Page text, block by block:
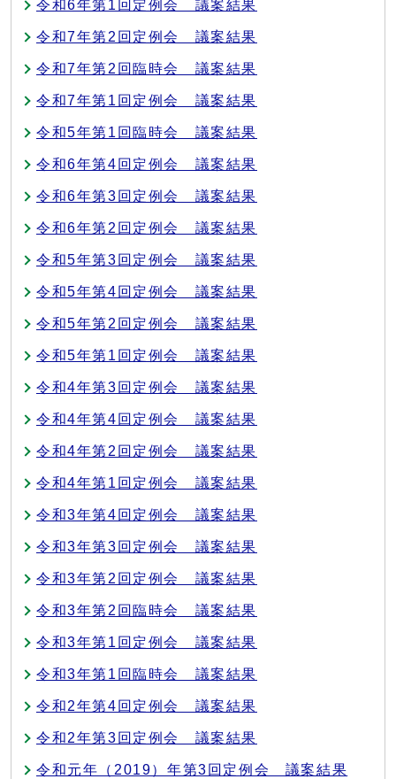
令和6年第1回定例会 議案結果
令和7年第2回定例会 議案結果
令和7年第2回臨時会 議案結果
令和7年第1回定例会 議案結果
令和5年第1回臨時会 議案結果
令和6年第4回定例会 議案結果
令和6年第3回定例会 議案結果
令和6年第2回定例会 議案結果
令和5年第3回定例会 議案結果
令和5年第4回定例会 議案結果
令和5年第2回定例会 議案結果
令和5年第1回定例会 議案結果
令和4年第3回定例会 議案結果
令和4年第4回定例会 議案結果
令和4年第2回定例会 議案結果
令和4年第1回定例会 議案結果
令和3年第4回定例会 議案結果
令和3年第3回定例会 議案結果
令和3年第2回定例会 議案結果
令和3年第2回臨時会 議案結果
令和3年第1回定例会 議案結果
令和3年第1回臨時会 議案結果
令和2年第4回定例会 議案結果
令和2年第3回定例会 議案結果
令和元年（2019）年第3回定例会 議案結果